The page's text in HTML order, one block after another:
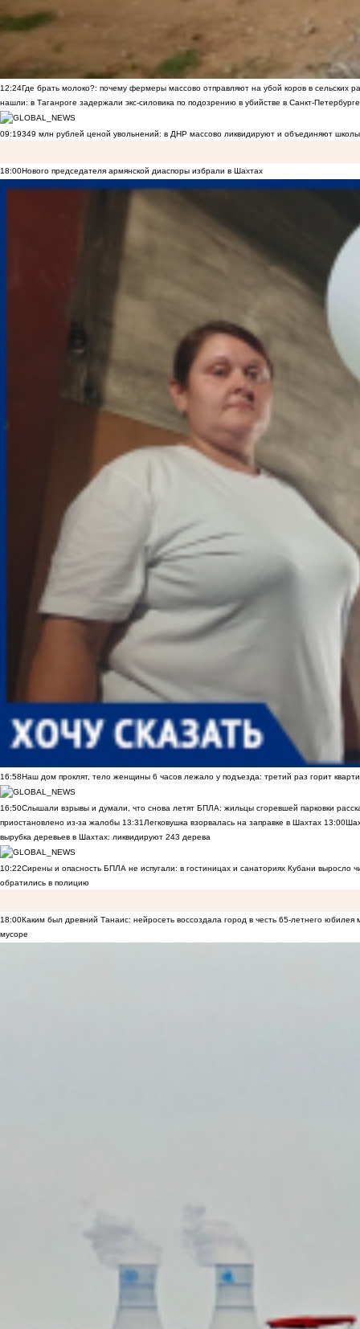
12:24Где брать молоко?: почему фермеры массово отправляют на убой коров в сельских
нашли: в Таганроге задержали экс-силовика по подозрению в убийстве в Санкт-Петербурге
09:19349 млн рублей ценой увольнений: в ДНР массово ликвидируют и объединяют
18:00Нового председателя армянской диаспоры избрали в Шахтах
16:58Наш дом проклят, тело женщины 6 часов лежало у подъезда: третий раз горит
16:50Слышали взрывы и думали, что снова летят БПЛА: жильцы сгоревшей парковки
приостановлено из-за жалобы 13:31Легковушка взорвалась на заправке в Шахтах 13:00
вырубка деревьев в Шахтах: ликвидируют 243 дерева
10:22Сирены и опасность БПЛА не испугали: в гостиницах и санаториях Кубани выросло
обратились в полицию
18:00Каким был древний Танаис: нейросеть воссоздала город в честь 65-летнего юбилея
мусоре